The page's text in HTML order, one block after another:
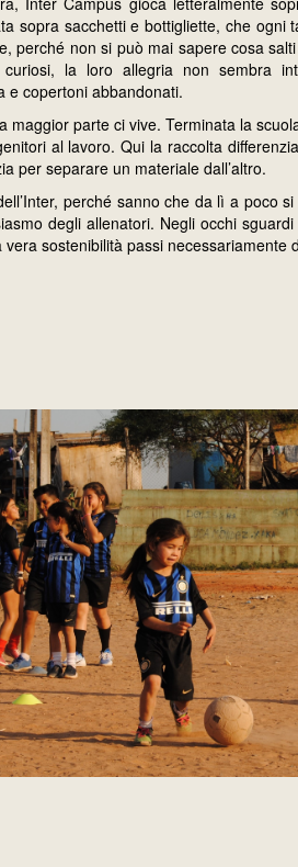
sopra sacchetti e bottigliette, che ogni
perché non si può mai sapere cosa
la loro allegria non sembra
e copertoni abbandonati.
maggior parte ci vive. Terminata la
al lavoro. Qui la raccolta
per separare un materiale dall’altro.
perché sanno che da lì a poco
degli allenatori. Negli occhi
sostenibilità passi necessariamente